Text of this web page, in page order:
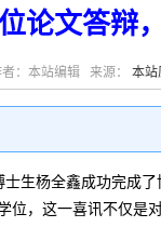
论文答辩
：本站编辑 来源： 本站
生杨全鑫成功完成了
位，这一喜讯不仅是